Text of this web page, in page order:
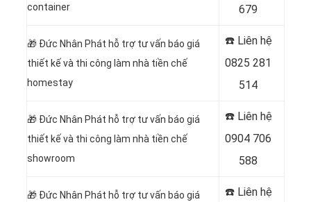
container
679
🎁 Đức Nhân Phát hỗ trợ tư vấn báo giá
thiết kế và thi công làm nhà tiền chế
homestay
☎️ Liên hệ
0825 281
514
🎁 Đức Nhân Phát hỗ trợ tư vấn báo giá
thiết kế và thi công làm nhà tiền chế
showroom
☎️ Liên hệ
0904 706
588
🎁 Đức Nhân Phát hỗ trợ tư vấn báo giá
☎️ Liên hệ